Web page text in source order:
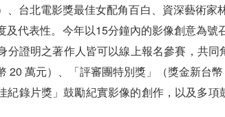
、台北電影獎最佳女配角百白、資深藝術
及代表性。今年以15分鐘內的影像創意為
分證明之著作人皆可以線上報名參賽，共
20 萬元）、「評審團特別獎」（獎金新台
紀錄片獎」鼓勵紀實影像的創作，以及多